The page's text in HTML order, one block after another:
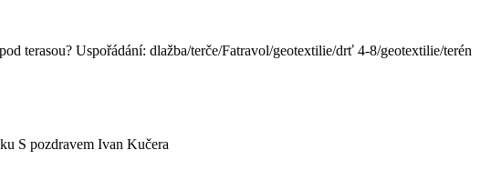
terasou? Uspořádání: dlažba/terče/Fatravol/geotextilie/drť 4-8/geotextilie/terén
S pozdravem Ivan Kučera